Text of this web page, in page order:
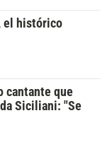
el histórico
cantante que
Siciliani: "Se